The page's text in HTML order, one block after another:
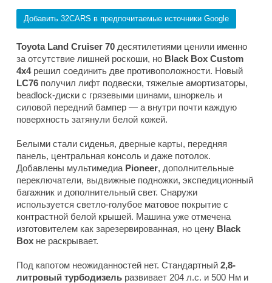
Добавить 32CARS в предпочитаемые источники Google
Toyota Land Cruiser 70 десятилетиями ценили именно
за отсутствие лишней роскоши, но Black Box Custom
4x4решил соединить две противоположности. Новый
LC76 получил лифт подвески, тяжелые амортизаторы,
beadlock-диски с грязевыми шинами, шноркель и
силовой передний бампер — а внутри почти каждую
поверхность затянули белой кожей.
Белыми стали сиденья, дверные карты, передняя
панель, центральная консоль и даже потолок.
Добавлены мультимедиа Pioneer, дополнительные
переключатели, выдвижные подножки, экспедиционный
багажник и дополнительный свет. Снаружи
используется светло-голубое матовое покрытие с
контрастной белой крышей. Машина уже отмечена
изготовителем как зарезервированная, но цену Black
Box не раскрывает.
Под капотом неожиданностей нет. Стандартный 2,8-
литровый турбодизель развивает 204 л.с. и 500 Нм и